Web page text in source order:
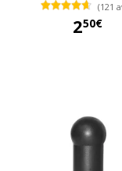
(121
250€